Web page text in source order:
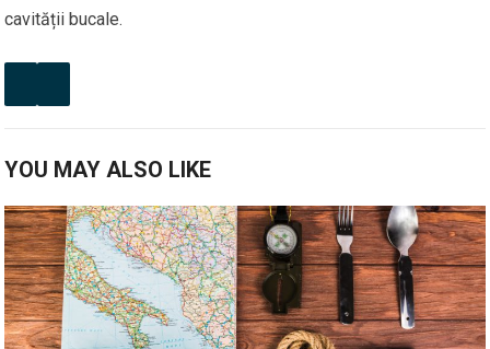
cavității bucale.
YOU MAY ALSO LIKE